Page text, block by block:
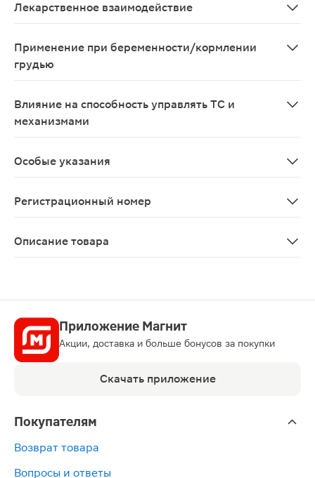
Лекарственное взаимодействие
Применение при беременности/кормлении
грудью
Влияние на способность управлять ТС и
механизмами
Особые указания
Регистрационный номер
Описание товара
Приложение Магнит
Акции, доставка и больше бонусов за покупки
Скачать приложение
Покупателям
Возврат товара
Вопросы и ответы